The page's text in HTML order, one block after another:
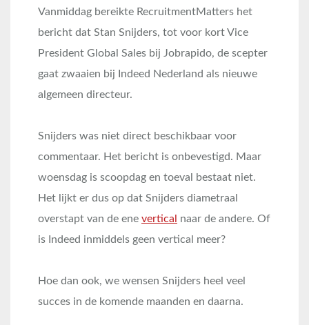
Vanmiddag bereikte RecruitmentMatters het
bericht dat Stan Snijders, tot voor kort Vice
President Global Sales bij Jobrapido, de scepter
gaat zwaaien bij Indeed Nederland als nieuwe
algemeen directeur.
Snijders was niet direct beschikbaar voor
commentaar. Het bericht is onbevestigd. Maar
woensdag is scoopdag en toeval bestaat niet.
Het lijkt er dus op dat Snijders diametraal
overstapt van de ene vertical
naar de andere. Of
is Indeed inmiddels geen vertical meer?
Hoe dan ook, we wensen Snijders heel veel
succes in de komende maanden en daarna.